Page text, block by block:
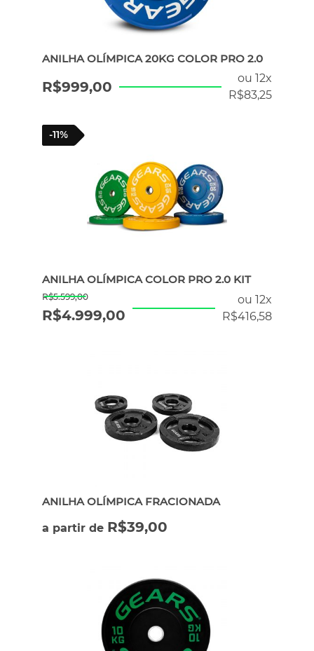
ANILHA OLÍMPICA 20KG COLOR PRO 2.0
ou 12x
R$83,25
R$999,00
-11%
ANILHA OLÍMPICA COLOR PRO 2.0 KIT
ou 12x
R$416,58
R$5.599,00
R$4.999,00
ANILHA OLÍMPICA FRACIONADA
a partir de R$39,00